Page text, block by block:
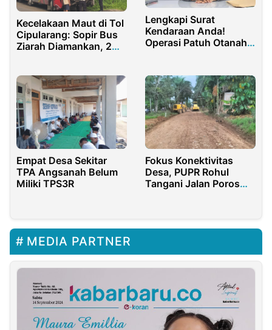
Kecelakaan Maut di Tol
Cipularang: Sopir Bus
Ziarah Diamankan, 2
Lengkapi Surat
Kendaraan Anda!
Operasi Patuh Otanaha
Empat Desa Sekitar
TPA Angsanah Belum
Miliki TPS3R
Fokus Konektivitas
Desa, PUPR Rohul
Tangani Jalan Poros
MEDIA PARTNER